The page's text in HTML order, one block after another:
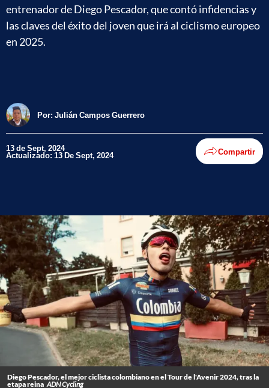
entrenador de Diego Pescador, que contó infidencias y
las claves del éxito del joven que irá al ciclismo europeo
en 2025.
Por: Julián Campos Guerrero
13 de Sept, 2024
Actualizado: 13 De Sept, 2024 Compartir
Diego Pescador, el mejor ciclista colombiano en el Tour de l'Avenir 2024, tras la
etapa reina ADN Cycling